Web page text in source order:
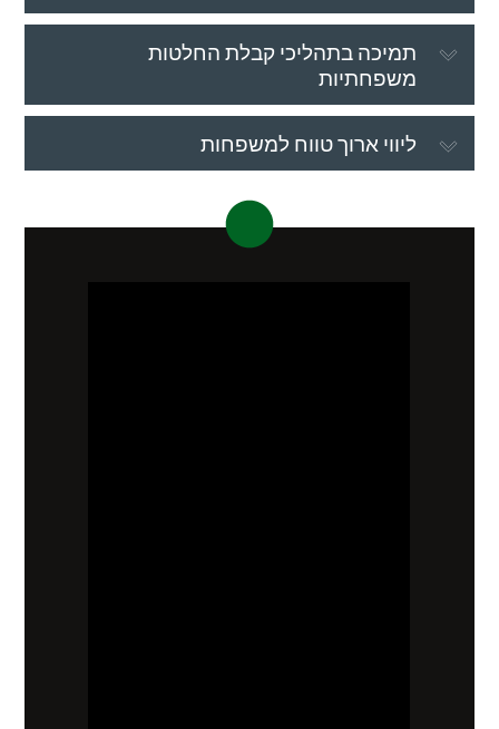
תמיכה בתהליכי קבלת החלטות
משפחתיות
ליווי ארוך טווח למשפחות